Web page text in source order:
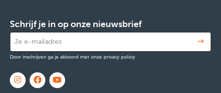
Schrijf je in op onze nieuwsbrief
Door inschrijven ga je akkoord met onze privacy policiy